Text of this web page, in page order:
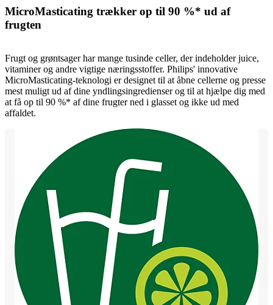
MicroMasticating trækker op til 90 %* ud af
frugten
Frugt og grøntsager har mange tusinde celler, der indeholder juice,
vitaminer og andre vigtige næringsstoffer. Philips' innovative
MicroMasticating-teknologi er designet til at åbne cellerne og presse
mest muligt ud af dine yndlingsingredienser og til at hjælpe dig med
at få op til 90 %* af dine frugter ned i glasset og ikke ud med
affaldet.